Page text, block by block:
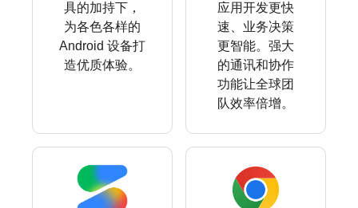
具的加持下，
为各色各样的
Android 设备打
造优质体验。
应用开发更快
速、业务决策
更智能。强大
的通讯和协作
功能让全球团
队效率倍增。